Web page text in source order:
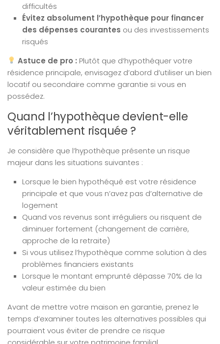
difficultés
Évitez absolument l’hypothèque pour financer
des dépenses courantes ou des investissements
risqués
Astuce de pro : Plutôt que d’hypothéquer votre
résidence principale, envisagez d’abord d’utiliser un bien
locatif ou secondaire comme garantie si vous en
possédez.
Quand l’hypothèque devient-elle
véritablement risquée ?
Je considère que l’hypothèque présente un risque
majeur dans les situations suivantes :
Lorsque le bien hypothéqué est votre résidence
principale et que vous n’avez pas d’alternative de
logement
Quand vos revenus sont irréguliers ou risquent de
diminuer fortement (changement de carrière,
approche de la retraite)
Si vous utilisez l’hypothèque comme solution à des
problèmes financiers existants
Lorsque le montant emprunté dépasse 70% de la
valeur estimée du bien
Avant de mettre votre maison en garantie, prenez le
temps d’examiner toutes les alternatives possibles qui
pourraient vous éviter de prendre ce risque